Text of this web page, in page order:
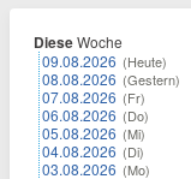
DieseWoche
09.08.2026 (Heute)
08.08.2026 (Gestern)
07.08.2026 (Fr)
06.08.2026 (Do)
05.08.2026 (Mi)
04.08.2026 (Di)
03.08.2026 (Mo)